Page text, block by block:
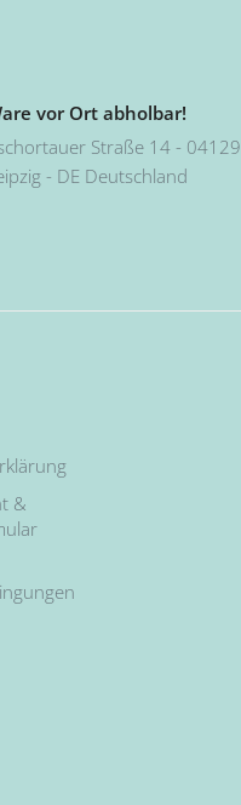
vor Ort abholbar!
Straße 14 - 04129
- DE Deutschland
&